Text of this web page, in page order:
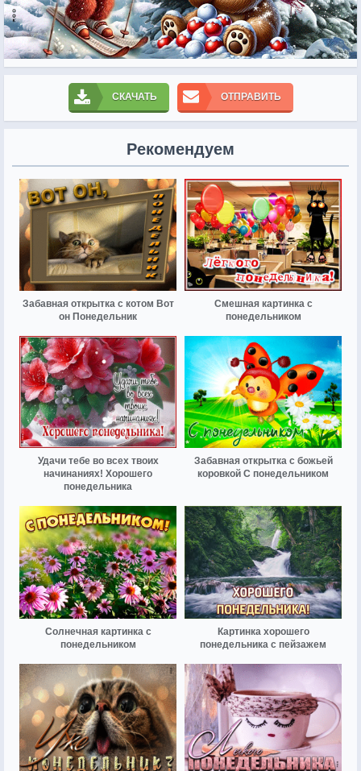
СКАЧАТЬ ОТПРАВИТЬ
Рекомендуем
Забавная открытка с котом Вот
он Понедельник
Смешная картинка с
понедельником
Удачи тебе во всех твоих
начинаниях! Хорошего
понедельника
Забавная открытка с божьей
коровкой С понедельником
Солнечная картинка с
понедельником
Картинка хорошего
понедельника с пейзажем